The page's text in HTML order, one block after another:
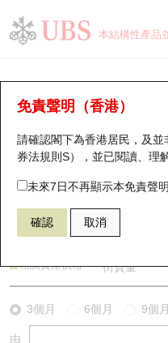
本結構性產品
免責聲明（香港）
請確認閣下為香港居民，及
券法規則S），並已閱讀、理
未來7日不再顯示本免責聲明
確認 取消
牛熊證分析儀
表現 街貨統計 比較
55819 瑞銀牛證
相關資產價格 街貨量
3個月 6個月 9個月
由
瑞銀認股證一覽
新發行瑞銀認股證
即將到期認股證
認股證到期結算價查詢
認股證分析儀
認股證速算機
街貨統計
比較
牛熊全景快搜
牛熊證搜尋
牛熊證街貨分佈圖
正股牛熊證列表
新發行瑞銀牛熊證
已收回牛熊證剩餘價值
街貨統計
比較
十大升幅/跌幅
十大認股證成交分佈
十天股證佔大市成交
資金流
街貨統計
三十大平均引伸波幅
正股分析儀
二十大活躍股份
恒指成份股
國指成份股
科指成份股
相關資產沽空
持股比重
顯示所有持股比重
每月輪證大市專題
輪證專欄
講座及教育短片
認股證投資者教育
牛熊證投資者教育
認股證牛熊證常問問題